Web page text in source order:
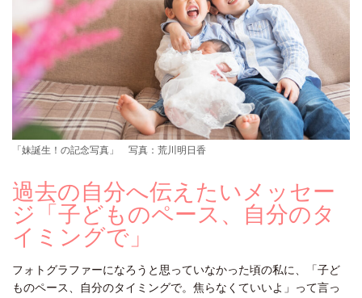
「妹誕生！の記念写真」 写真：荒川明日香
過去の自分へ伝えたいメッセー
ジ「子どものペース、自分のタ
イミングで」
フォトグラファーになろうと思っていなかった頃の私に、「子ど
ものペース、自分のタイミングで。焦らなくていいよ」って言っ